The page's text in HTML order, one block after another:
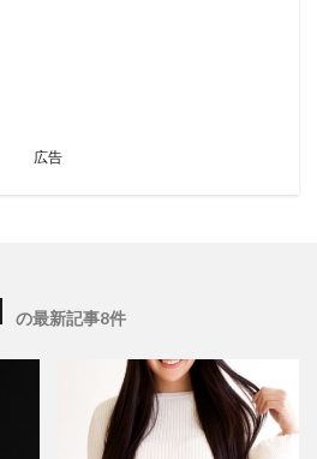
広告
の最新記事8件